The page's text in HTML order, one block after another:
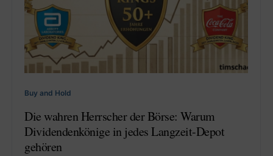
Buy and Hold
Die wahren Herrscher der Börse: Warum
Dividendenkönige in jedes Langzeit-Depot
gehören